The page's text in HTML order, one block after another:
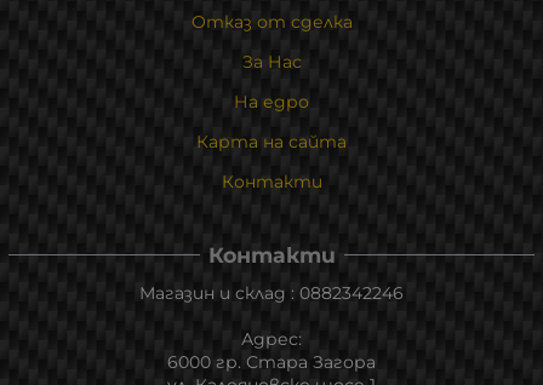
Отказ от сделка
За Нас
На едро
Карта на сайта
Контакти
Контакти
Магазин и склад : 0882342246
Адрес:
6000 гр. Стара Загора